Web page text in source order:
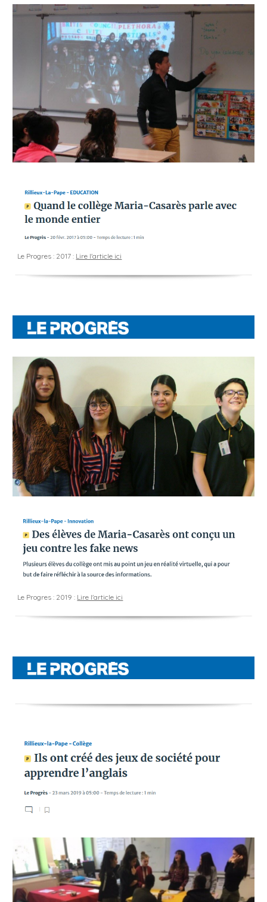
Le Progres : 2017 : Lire l'article ici
Le Progres : 2019 : Lire l'article ici